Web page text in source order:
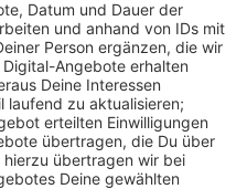
Aktuell sei man
Dafür werden die
aus der teils
und auf einer Wiese
werden. Eine weitere
außerdem die
genug Wasser zum